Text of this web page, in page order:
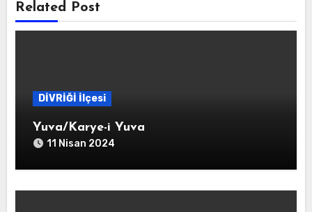
Related Post
DİVRİĞİ İlçesi
Yuva/Karye-i Yuva
11 Nisan 2024